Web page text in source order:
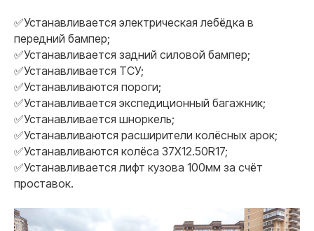
✅Устанавливается электрическая лебёдка в
передний бампер;
✅Устанавливается задний силовой бампер;
✅Устанавливается ТСУ;
✅Устанавливаются пороги;
✅Устанавливается экспедиционный багажник;
✅Устанавливается шноркель;
✅Устанавливаются расширители колёсных арок;
✅Устанавливаются колёса 37X12.50R17;
✅Устанавливается лифт кузова 100мм за счёт
проставок.